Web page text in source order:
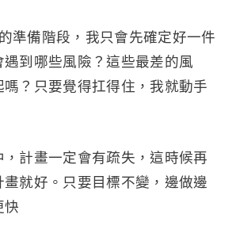
準備階段，我只會先確定好一件
到哪些風險？這些最差的風
？只要覺得扛得住，我就動手
計畫一定會有疏失，這時候再
就好。只要目標不變，邊做邊
快